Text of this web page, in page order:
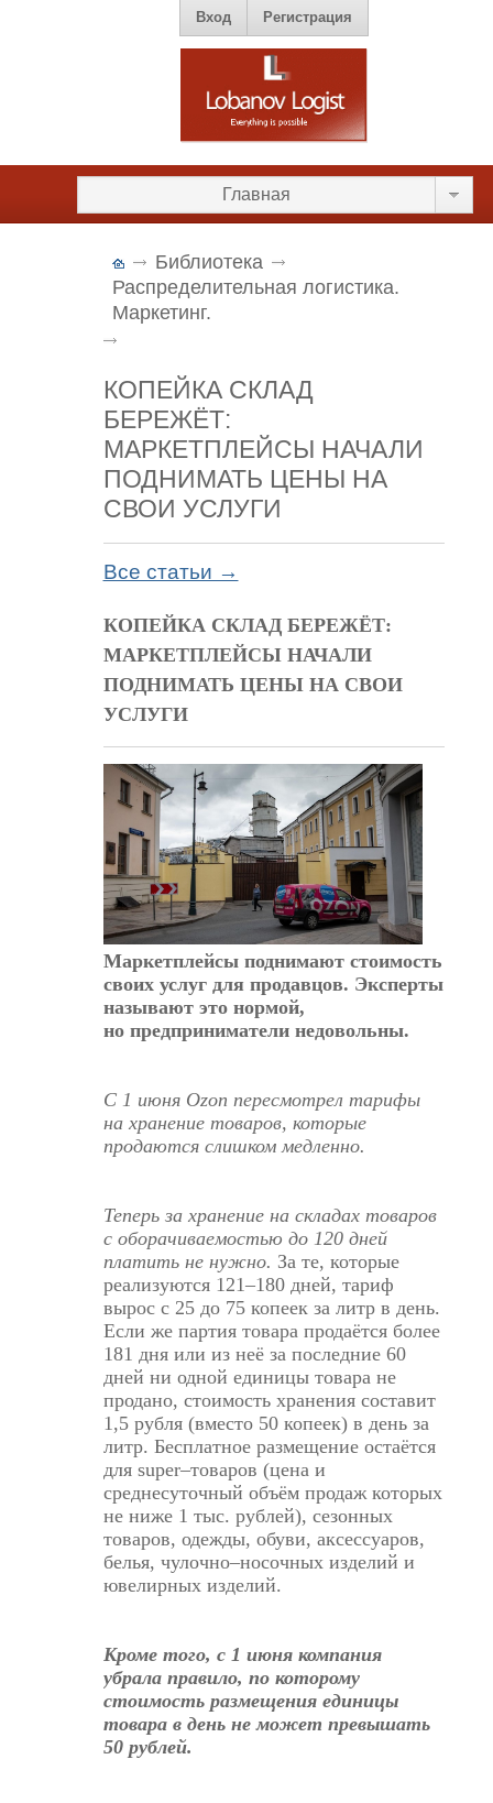
Вход Регистрация
Главная
Библиотека
Распределительная логистика.
Маркетинг.
КОПЕЙКА СКЛАД
БЕРЕЖЁТ:
МАРКЕТПЛЕЙСЫ НАЧАЛИ
ПОДНИМАТЬ ЦЕНЫ НА
СВОИ УСЛУГИ
Все статьи →
КОПЕЙКА СКЛАД БЕРЕЖЁТ:
МАРКЕТПЛЕЙСЫ НАЧАЛИ
ПОДНИМАТЬ ЦЕНЫ НА СВОИ
УСЛУГИ
Маркетплейсы поднимают стоимость
своих услуг для продавцов. Эксперты
называют это нормой,
но предприниматели недовольны.
С 1 июня Ozon пересмотрел тарифы
на хранение товаров, которые
продаются слишком медленно.
Теперь за хранение на складах товаров
с оборачиваемостью до 120 дней
платить не нужно. За те, которые
реализуются 121–180 дней, тариф
вырос с 25 до 75 копеек за литр в день.
Если же партия товара продаётся более
181 дня или из неё за последние 60
дней ни одной единицы товара не
продано, стоимость хранения составит
1,5 рубля (вместо 50 копеек) в день за
литр. Бесплатное размещение остаётся
для super–товаров (цена и
среднесуточный объём продаж которых
не ниже 1 тыс. рублей), сезонных
товаров, одежды, обуви, аксессуаров,
белья, чулочно–носочных изделий и
ювелирных изделий.
Кроме того, с 1 июня компания
убрала правило, по которому
стоимость размещения единицы
товара в день не может превышать
50 рублей.